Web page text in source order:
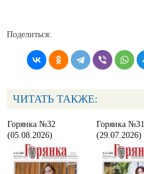
Поделиться:
ЧИТАТЬ ТАКЖЕ:
Горянка №32
(05.08.2026)
Горянка №31
(29.07.2026)